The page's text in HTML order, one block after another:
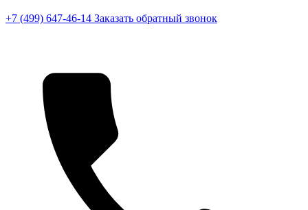
+7 (499) 647-46-14 Заказать обратный звонок